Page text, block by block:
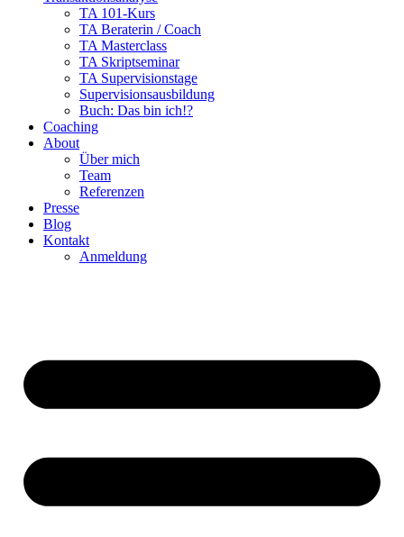
TA 101-Kurs
TA Beraterin / Coach
TA Masterclass
TA Skriptseminar
TA Supervisionstage
Supervisionsausbildung
Buch: Das bin ich!?
Coaching
About
Über mich
Team
Referenzen
Presse
Blog
Kontakt
Anmeldung